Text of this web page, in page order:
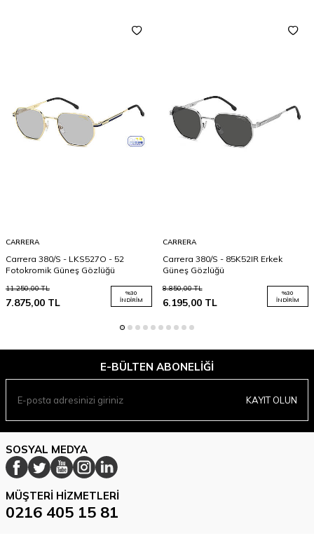
CARRERA
Carrera 380/S - LKS527O - 52
Fotokromik Güneş Gözlüğü
11.250,00TL
7.875,00 TL
%30
İNDIRIM
CARRERA
Carrera 380/S - 85K52IR Erkek
Güneş Gözlüğü
8.850,00TL
6.195,00TL
%30
İNDIRIM
E-BÜLTEN ABONELIĞI
KAYIT OLUN
SOSYAL MEDYA
MÜŞTERI HIZMETLERI
0216 405 15 81